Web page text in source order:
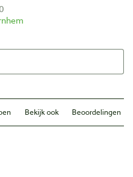
Bekijk ook Beoordelingen